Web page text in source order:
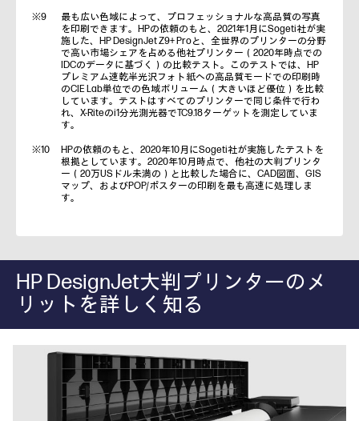
最も広い色域によって、プロフェッショナルな高品質の写真
を印刷できます。HPの依頼のもと、2021年1月にSogeti社が実
施した、HP DesignJet Z9+ Proと、全世界のプリンターの分野
で高い市場シェアを占める他社プリンター（2020年時点での
IDCのデータに基づく）の比較テスト。このテストでは、HP
プレミアム速乾半光沢フォト紙への高品質モードでの印刷時
のCIE Lab単位での色域ボリューム（大きいほど優位）を比較
しています。テストはすべてのプリンターで同じ条件で行わ
れ、X-Riteのi1分光測光器でTC9.18ターゲットを測定していま
す。
HPの依頼のもと、2020年10月にSogeti社が実施したテストを
根拠としています。2020年10月時点で、他社の大判プリンタ
ー（20万USドル未満の）と比較した場合に、CAD図面、GIS
マップ、およびPOP/ポスターの印刷を最も高速に処理しま
す。
HP DesignJet大判プリンターのメ
リットを詳しく知る